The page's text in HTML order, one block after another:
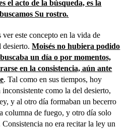
el acto de la búsqueda, es la
Su rostro.
este concepto en la vida de
desierto.Moisés no hubiera podido
un día o por momentos,
en la consistencia, aún ante
. Tal como en sus tiempos, hoy
como la del desierto,
y al otro día formaban un becerro
columna de fuego, y otro día solo
no era recitar la ley un